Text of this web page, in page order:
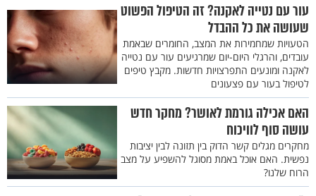
עור עם נטייה לאקנה? זה הטיפול הפשוט
שעושה את כל ההבדל
הטעויות שמחמירות את המצב, החומרים שבאמת
עובדים, והרגלי היום-יום שמרגיעים עור עם נטייה
לאקנה ומונעים התפרצויות חדשות. מקבץ טיפים
לטיפול בעור עם פצעונים
האם אכילה גורמת לאושר? מחקר חדש
עושה סוף לוויכוח
מחקרים מגלים קשר הדוק בין תזונה לבין יציבות
נפשית. האם אוכל באמת מסוגל להשפיע על מצב
הרוח שלנו?